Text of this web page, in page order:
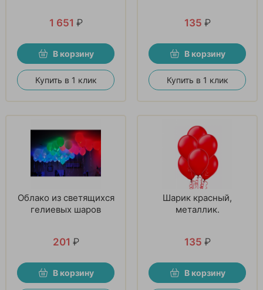
1 651 ₽
В корзину
Купить в 1 клик
135 ₽
В корзину
Купить в 1 клик
Облако из светящихся
гелиевых шаров
201 ₽
В корзину
Шарик красный,
металлик.
135 ₽
В корзину